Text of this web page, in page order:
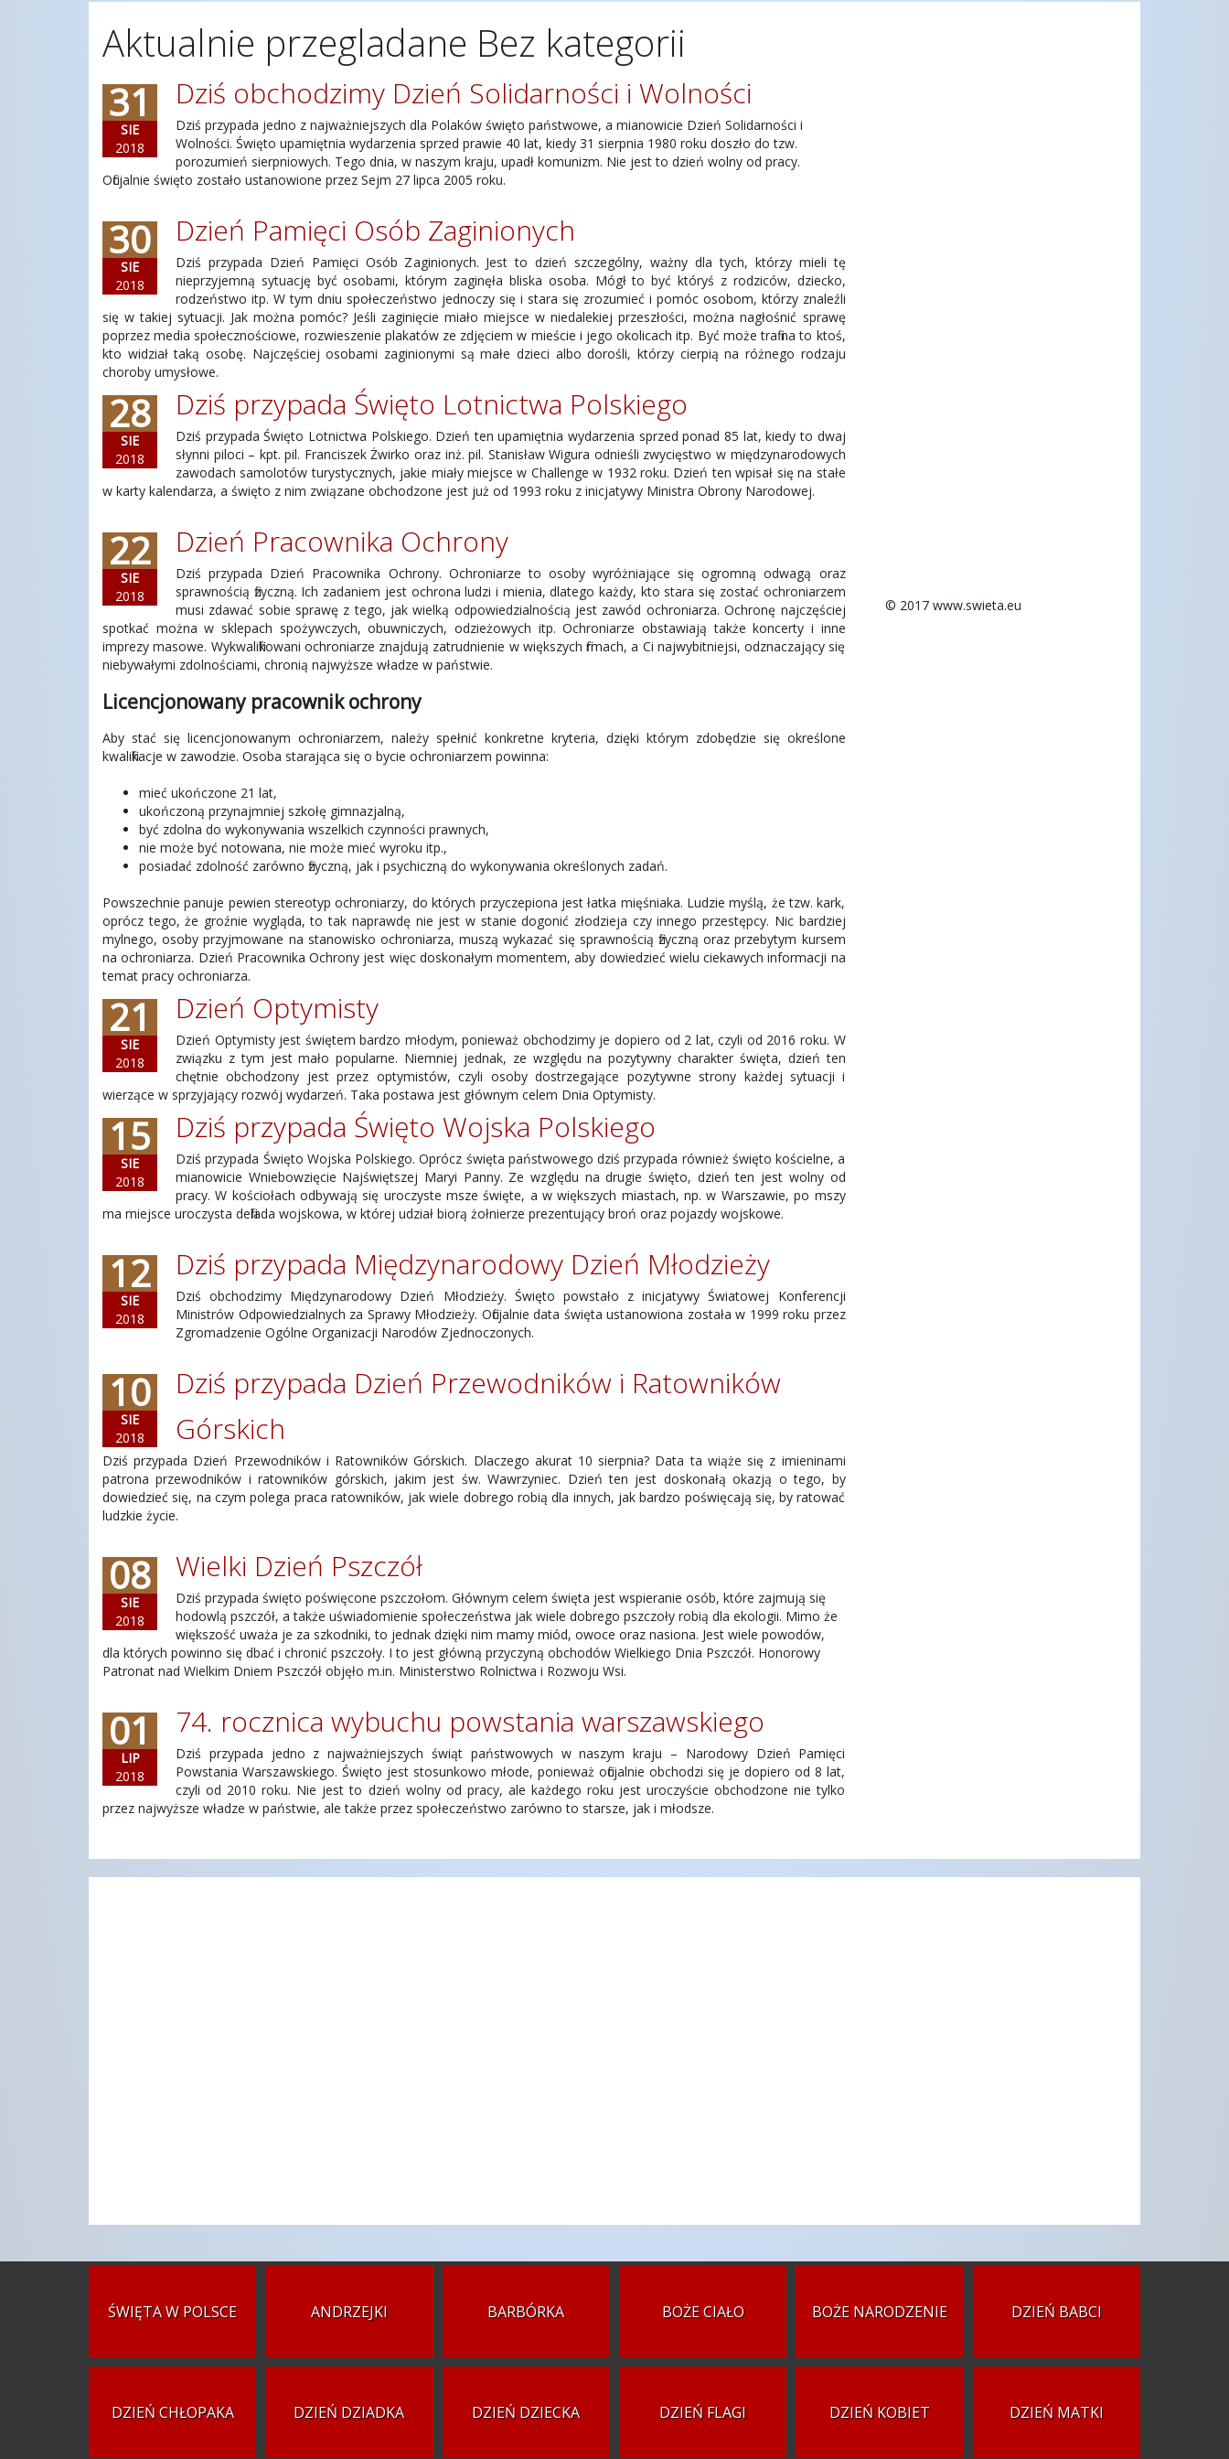
Aktualnie przegladane Bez kategorii
31
SIE
2018
Dziś obchodzimy Dzień Solidarności i Wolności
Dziś przypada jedno z najważniejszych dla Polaków święto państwowe, a mianowicie Dzień Solidarności i
Wolności. Święto upamiętnia wydarzenia sprzed prawie 40 lat, kiedy 31 sierpnia 1980 roku doszło do tzw.
porozumień sierpniowych. Tego dnia, w naszym kraju, upadł komunizm. Nie jest to dzień wolny od pracy.
Oficjalnie święto zostało ustanowione przez Sejm 27 lipca 2005 roku.
30
SIE
2018
Dzień Pamięci Osób Zaginionych
Dziś przypada Dzień Pamięci Osób Zaginionych. Jest to dzień szczególny, ważny dla tych, którzy mieli tę
nieprzyjemną sytuację być osobami, którym zaginęła bliska osoba. Mógł to być któryś z rodziców, dziecko,
rodzeństwo itp. W tym dniu społeczeństwo jednoczy się i stara się zrozumieć i pomóc osobom, którzy znaleźli
się w takiej sytuacji. Jak można pomóc? Jeśli zaginięcie miało miejsce w niedalekiej przeszłości, można nagłośnić sprawę
poprzez media społecznościowe, rozwieszenie plakatów ze zdjęciem w mieście i jego okolicach itp. Być może trafi na to ktoś,
kto widział taką osobę. Najczęściej osobami zaginionymi są małe dzieci albo dorośli, którzy cierpią na różnego rodzaju
choroby umysłowe.
28
SIE
2018
Dziś przypada Święto Lotnictwa Polskiego
Dziś przypada Święto Lotnictwa Polskiego. Dzień ten upamiętnia wydarzenia sprzed ponad 85 lat, kiedy to dwaj
słynni piloci – kpt. pil. Franciszek Żwirko oraz inż. pil. Stanisław Wigura odnieśli zwycięstwo w międzynarodowych
zawodach samolotów turystycznych, jakie miały miejsce w Challenge w 1932 roku. Dzień ten wpisał się na stałe
w karty kalendarza, a święto z nim związane obchodzone jest już od 1993 roku z inicjatywy Ministra Obrony Narodowej.
22
SIE
2018
Dzień Pracownika Ochrony
Dziś przypada Dzień Pracownika Ochrony. Ochroniarze to osoby wyróżniające się ogromną odwagą oraz
sprawnością fizyczną. Ich zadaniem jest ochrona ludzi i mienia, dlatego każdy, kto stara się zostać ochroniarzem
musi zdawać sobie sprawę z tego, jak wielką odpowiedzialnością jest zawód ochroniarza. Ochronę najczęściej
spotkać można w sklepach spożywczych, obuwniczych, odzieżowych itp. Ochroniarze obstawiają także koncerty i inne
imprezy masowe. Wykwalifikowani ochroniarze znajdują zatrudnienie w większych firmach, a Ci najwybitniejsi, odznaczający się
niebywałymi zdolnościami, chronią najwyższe władze w państwie.
Licencjonowany pracownik ochrony
Aby stać się licencjonowanym ochroniarzem, należy spełnić konkretne kryteria, dzięki którym zdobędzie się określone
kwalifikacje w zawodzie. Osoba starająca się o bycie ochroniarzem powinna:
mieć ukończone 21 lat,
ukończoną przynajmniej szkołę gimnazjalną,
być zdolna do wykonywania wszelkich czynności prawnych,
nie może być notowana, nie może mieć wyroku itp.,
posiadać zdolność zarówno fizyczną, jak i psychiczną do wykonywania określonych zadań.
Powszechnie panuje pewien stereotyp ochroniarzy, do których przyczepiona jest łatka mięśniaka. Ludzie myślą, że tzw. kark,
oprócz tego, że groźnie wygląda, to tak naprawdę nie jest w stanie dogonić złodzieja czy innego przestępcy. Nic bardziej
mylnego, osoby przyjmowane na stanowisko ochroniarza, muszą wykazać się sprawnością fizyczną oraz przebytym kursem
na ochroniarza. Dzień Pracownika Ochrony jest więc doskonałym momentem, aby dowiedzieć wielu ciekawych informacji na
temat pracy ochroniarza.
21
SIE
2018
Dzień Optymisty
Dzień Optymisty jest świętem bardzo młodym, ponieważ obchodzimy je dopiero od 2 lat, czyli od 2016 roku. W
związku z tym jest mało popularne. Niemniej jednak, ze względu na pozytywny charakter święta, dzień ten
chętnie obchodzony jest przez optymistów, czyli osoby dostrzegające pozytywne strony każdej sytuacji i
wierzące w sprzyjający rozwój wydarzeń. Taka postawa jest głównym celem Dnia Optymisty.
15
SIE
2018
Dziś przypada Święto Wojska Polskiego
Dziś przypada Święto Wojska Polskiego. Oprócz święta państwowego dziś przypada również święto kościelne, a
mianowicie Wniebowzięcie Najświętszej Maryi Panny. Ze względu na drugie święto, dzień ten jest wolny od
pracy. W kościołach odbywają się uroczyste msze święte, a w większych miastach, np. w Warszawie, po mszy
ma miejsce uroczysta defilada wojskowa, w której udział biorą żołnierze prezentujący broń oraz pojazdy wojskowe.
12
SIE
2018
Dziś przypada Międzynarodowy Dzień Młodzieży
Dziś obchodzimy Międzynarodowy Dzień Młodzieży. Święto powstało z inicjatywy Światowej Konferencji
Ministrów Odpowiedzialnych za Sprawy Młodzieży. Oficjalnie data święta ustanowiona została w 1999 roku przez
Zgromadzenie Ogólne Organizacji Narodów Zjednoczonych.
10
SIE
2018
Dziś przypada Dzień Przewodników i Ratowników
Górskich
Dziś przypada Dzień Przewodników i Ratowników Górskich. Dlaczego akurat 10 sierpnia? Data ta wiąże się z imieninami
patrona przewodników i ratowników górskich, jakim jest św. Wawrzyniec. Dzień ten jest doskonałą okazją o tego, by
dowiedzieć się, na czym polega praca ratowników, jak wiele dobrego robią dla innych, jak bardzo poświęcają się, by ratować
ludzkie życie.
08
SIE
2018
Wielki Dzień Pszczół
Dziś przypada święto poświęcone pszczołom. Głównym celem święta jest wspieranie osób, które zajmują się
hodowlą pszczół, a także uświadomienie społeczeństwa jak wiele dobrego pszczoły robią dla ekologii. Mimo że
większość uważa je za szkodniki, to jednak dzięki nim mamy miód, owoce oraz nasiona. Jest wiele powodów,
dla których powinno się dbać i chronić pszczoły. I to jest główną przyczyną obchodów Wielkiego Dnia Pszczół. Honorowy
Patronat nad Wielkim Dniem Pszczół objęło m.in. Ministerstwo Rolnictwa i Rozwoju Wsi.
01
LIP
2018
74. rocznica wybuchu powstania warszawskiego
Dziś przypada jedno z najważniejszych świąt państwowych w naszym kraju – Narodowy Dzień Pamięci
Powstania Warszawskiego. Święto jest stosunkowo młode, ponieważ oficjalnie obchodzi się je dopiero od 8 lat,
czyli od 2010 roku. Nie jest to dzień wolny od pracy, ale każdego roku jest uroczyście obchodzone nie tylko
przez najwyższe władze w państwie, ale także przez społeczeństwo zarówno to starsze, jak i młodsze.
© 2017 www.swieta.eu
ŚWIĘTA W POLSCE ANDRZEJKI BARBÓRKA BOŻE CIAŁO BOŻE NARODZENIE DZIEŃ BABCI
DZIEŃ CHŁOPAKA DZIEŃ DZIADKA DZIEŃ DZIECKA DZIEŃ FLAGI DZIEŃ KOBIET DZIEŃ MATKI